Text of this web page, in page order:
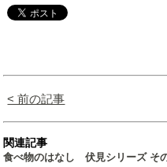
< 前の記事
関連記事
食べ物のはなし 伏見シリーズ そ